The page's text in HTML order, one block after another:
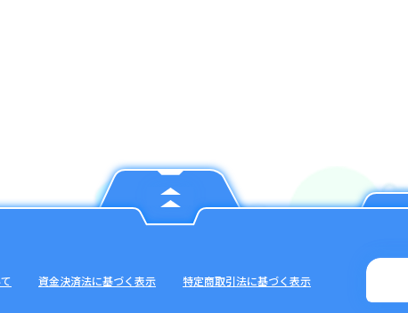
資金決済法に基づく表示 特定商取引法に基づく表示